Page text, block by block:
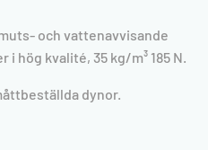
och vattenavvisande
i hög kvalité, 35 kg/m³ 185 N.
dynor.